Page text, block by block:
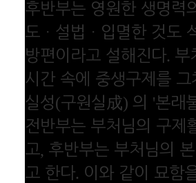
후반부는 영원한 생명력
도 ㆍ 설법 ㆍ 입멸한 것도
방편이라고 설해진다. 부
시간 속에 중생구제를 그
실성(구원실 成) 의 '본래
전반부는 부처님의 구제
고, 후반부는 부처님의
고 한다. 이와 같이 묘함